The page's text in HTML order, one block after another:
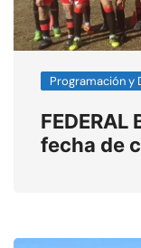
Programación y
fecha de